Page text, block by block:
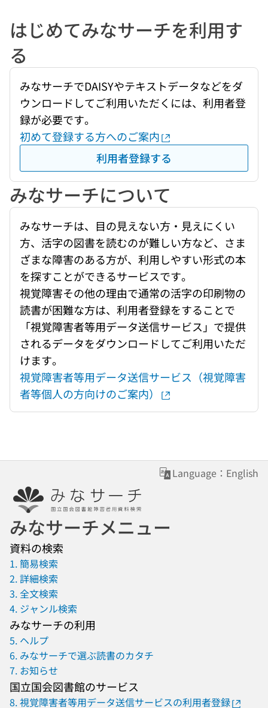
はじめてみなサーチを利用す
る
みなサーチでDAISYやテキストデータなどをダ
ウンロードしてご利用いただくには、利用者登
録が必要です。
初めて登録する方へのご案内
利用者登録する
みなサーチについて
みなサーチは、目の見えない方・見えにくい
方、活字の図書を読むのが難しい方など、さま
ざまな障害のある方が、利用しやすい形式の本
を探すことができるサービスです。
視覚障害その他の理由で通常の活字の印刷物の
読書が困難な方は、利用者登録をすることで
「視覚障害者等用データ送信サービス」で提供
されるデータをダウンロードしてご利用いただ
けます。
視覚障害者等用データ送信サービス（視覚障害
者等個人の方向けのご案内）
Language：English
みなサーチメニュー
資料の検索
1. 簡易検索
2. 詳細検索
3. 全文検索
4. ジャンル検索
みなサーチの利用
5. ヘルプ
6. みなサーチで選ぶ読書のカタチ
7. お知らせ
国立国会図書館のサービス
8. 視覚障害者等用データ送信サービスの利用者登録